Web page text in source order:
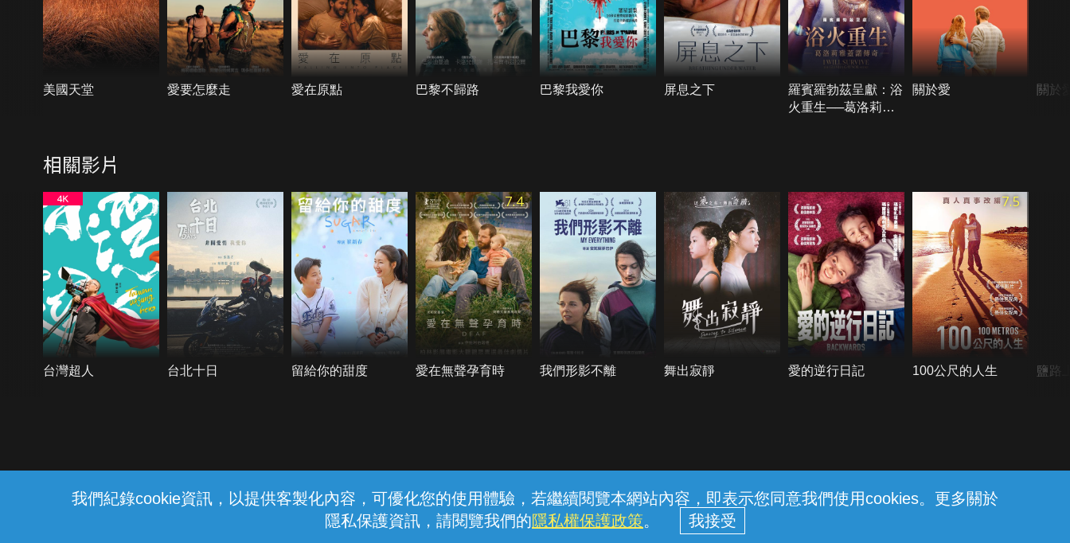
我們紀錄cookie資訊，以提供客製化內容，可優化您的使用體驗，若繼續閱覽本網站內容，即表示您同意我們使用cookies。更多關於
隱私保護資訊，請閱覽我們的隱私權保護政策。
美國天堂 愛要怎麼走 愛在原點 巴黎不歸路 巴黎我愛你 屏息之下
羅賓羅勃茲呈獻：浴
火重生──葛洛莉雅
關於愛 關於
相關影片
台灣超人 台北十日 留給你的甜度
7.4
愛在無聲孕育時 我們形影不離 舞出寂靜 愛的逆行日記
7.5
100公尺的人生 鹽路
線上客服 服務條款 隱私權保護
中華電信股份有限公司個人家庭分公司 (統一編號：96979949) © 2026